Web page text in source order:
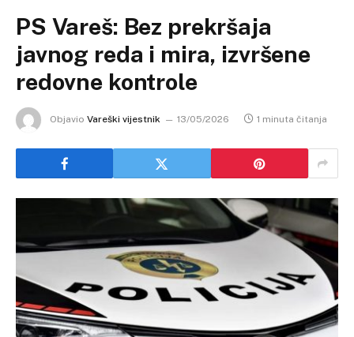
PS Vareš: Bez prekršaja
javnog reda i mira, izvršene
redovne kontrole
Objavio Vareški vijestnik 13/05/2026 1 minuta čitanja